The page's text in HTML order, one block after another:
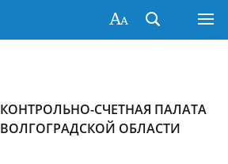
КОНТРОЛЬНО-СЧЕТНАЯ ПАЛАТА
ВОЛГОГРАДСКОЙ ОБЛАСТИ